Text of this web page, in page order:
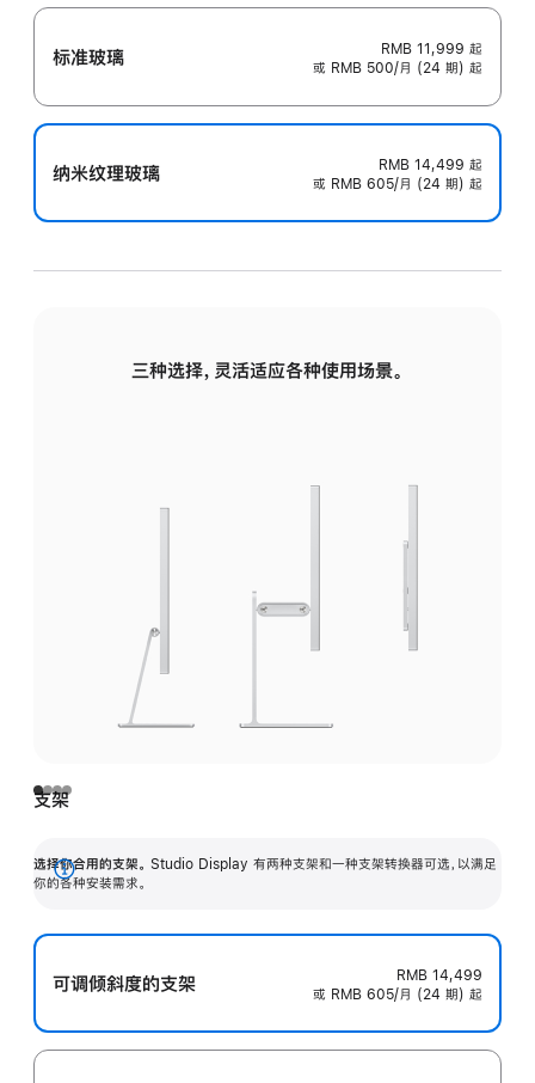
标准玻璃 RMB 11,999 起
或 RMB 500/月 (24 期) 起
纳米纹理玻璃 RMB 14,499 起
或 RMB 605/月 (24 期) 起
三种选择，灵活适应各种使用场景。
支架
选择你合用的支架。 Studio Display 有两种支架和一种支架转换器可选，以满足
你的各种安装需求。
展
可调倾斜度的支架
RMB 14,499
或 RMB 605/月 (24 期) 起